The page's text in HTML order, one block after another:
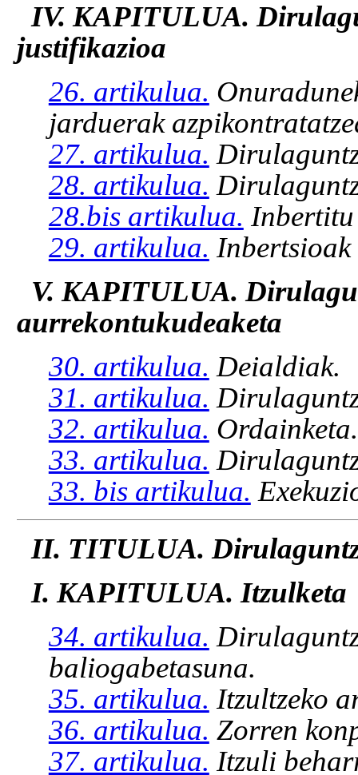
IV. KAPITULUA.
justifikazioa
26. artikulua.
jarduerak
27. artikulua.
28. artikulua.
28.bis artikulua.
29. artikulua. Inbertsioak
V. KAPITULUA.
aurrekontukudeaketa
30. artikulua. Deialdiak.
31. artikulua.
32. artikulua. Ordainketa.
33. artikulua.
33. bis artikulua.
II. TITULUA.
I. KAPITULUA. Itzulketa
34. artikulua.
baliogabetasuna.
35. artikulua. Itzultzeko
36. artikulua. Zorren
37. artikulua. Itzuli